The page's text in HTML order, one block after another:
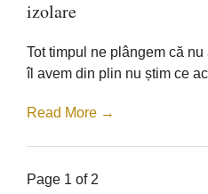
izolare
Tot timpul ne plângem că
îl avem din plin nu știm ce
Read More →
Page 1 of 2